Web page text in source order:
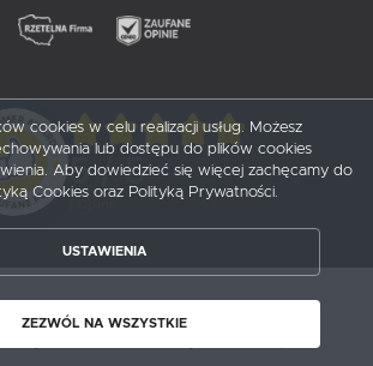
5/ 5
Copyright by probox.pl
cookies w celu realizacji usług. Możesz
lub dostępu do plików cookies
Aby dowiedzieć się więcej zachęcamy do
Cookies oraz Polityką Prywatności.
USTAWIENIA
ZEZWÓL NA WSZYSTKIE